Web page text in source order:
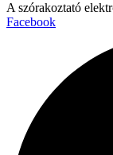
A szórakoztató
Facebook